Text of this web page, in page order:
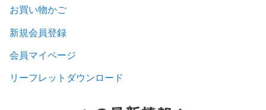
お買い物かご
新規会員登録
会員マイページ
リーフレットダウンロード